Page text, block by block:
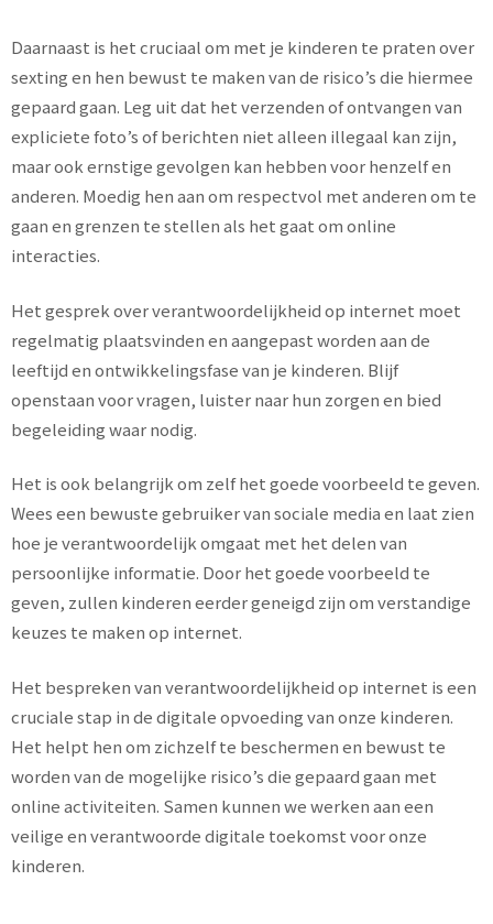
Daarnaast is het cruciaal om met je kinderen te praten over
sexting en hen bewust te maken van de risico’s die hiermee
gepaard gaan. Leg uit dat het verzenden of ontvangen van
expliciete foto’s of berichten niet alleen illegaal kan zijn,
maar ook ernstige gevolgen kan hebben voor henzelf en
anderen. Moedig hen aan om respectvol met anderen om te
gaan en grenzen te stellen als het gaat om online
interacties.
Het gesprek over verantwoordelijkheid op internet moet
regelmatig plaatsvinden en aangepast worden aan de
leeftijd en ontwikkelingsfase van je kinderen. Blijf
openstaan voor vragen, luister naar hun zorgen en bied
begeleiding waar nodig.
Het is ook belangrijk om zelf het goede voorbeeld te geven.
Wees een bewuste gebruiker van sociale media en laat zien
hoe je verantwoordelijk omgaat met het delen van
persoonlijke informatie. Door het goede voorbeeld te
geven, zullen kinderen eerder geneigd zijn om verstandige
keuzes te maken op internet.
Het bespreken van verantwoordelijkheid op internet is een
cruciale stap in de digitale opvoeding van onze kinderen.
Het helpt hen om zichzelf te beschermen en bewust te
worden van de mogelijke risico’s die gepaard gaan met
online activiteiten. Samen kunnen we werken aan een
veilige en verantwoorde digitale toekomst voor onze
kinderen.